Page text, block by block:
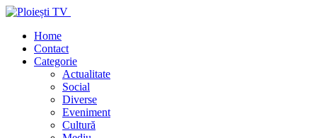
Home
Contact
Categorie
Actualitate
Social
Diverse
Eveniment
Cultură